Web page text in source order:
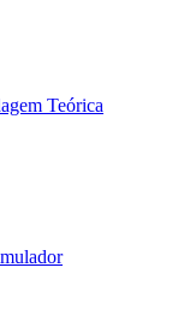
Teórica